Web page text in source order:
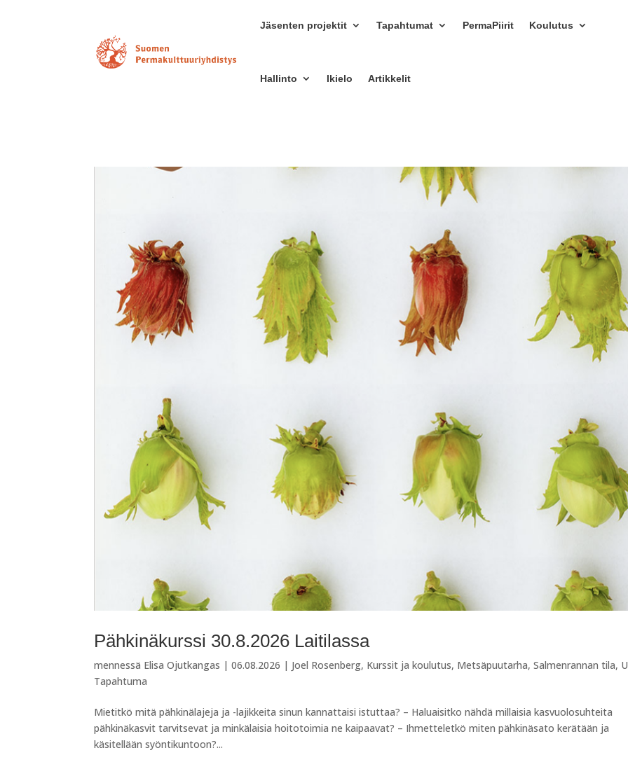
Jäsenten projektit Tapahtumat PermaPiirit Koulutus
Hallinto Ikielo Artikkelit
Pähkinäkurssi 30.8.2026 Laitilassa
mennessä Elisa Ojutkangas |06.08.2026 | Joel Rosenberg, Kurssit ja koulutus, Metsäpuutarha,Salmenrannan tila,
Tapahtuma
Mietitkö mitä pähkinälajeja ja -lajikkeita sinun kannattaisi istuttaa? – Haluaisitko nähdä millaisia kasvuolosuhteita
pähkinäkasvit tarvitsevat ja minkälaisia hoitotoimia ne kaipaavat? – Ihmetteletkö miten pähkinäsato kerätään ja
käsitellään syöntikuntoon?...